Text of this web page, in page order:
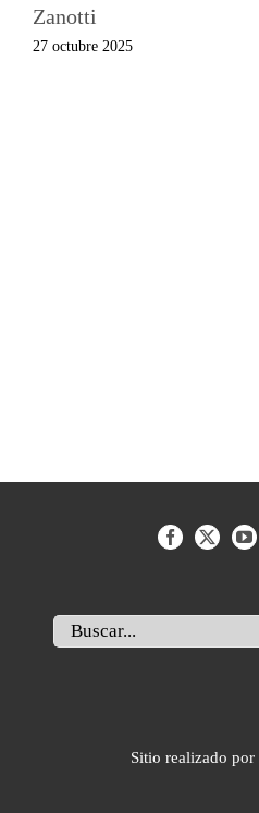
Zanotti
27 octubre 2025
Buscar:
Sitio realizado por